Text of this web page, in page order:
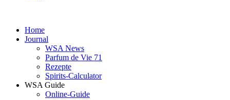
Home
Journal
WSA News
Parfum de Vie 71
Rezepte
Spirits-Calculator
WSA Guide
Online-Guide